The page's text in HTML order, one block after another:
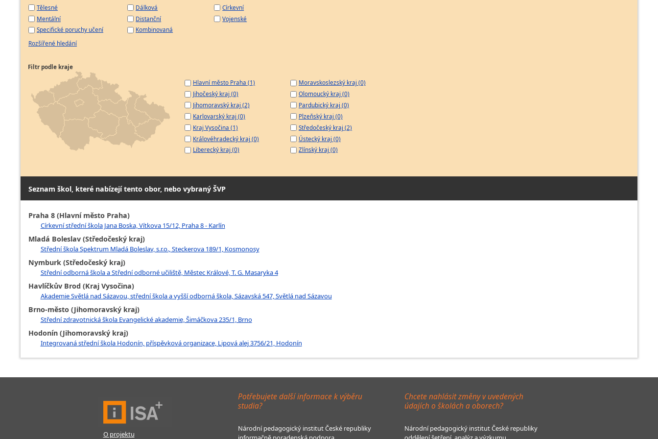
Tělesné
Mentální
Specifické poruchy učení
Dálková
Distanční
Kombinovaná
Církevní
Vojenské
Rozšířené hledání
Filtr podle kraje
Hlavní město Praha (1)
Jihočeský kraj (0)
Jihomoravský kraj (2)
Karlovarský kraj (0)
Kraj Vysočina (1)
Královéhradecký kraj (0)
Liberecký kraj (0)
Moravskoslezský kraj (0)
Olomoucký kraj (0)
Pardubický kraj (0)
Plzeňský kraj (0)
Středočeský kraj (2)
Ústecký kraj (0)
Zlínský kraj (0)
Seznam škol, které nabízejí tento obor, nebo vybraný ŠVP
Praha 8 (Hlavní město Praha)
Církevní střední škola Jana Boska, Vítkova 15/12, Praha 8 - Karlín
Mladá Boleslav (Středočeský kraj)
Střední škola Spektrum Mladá Boleslav, s.r.o., Steckerova 189/1, Kosmonosy
Nymburk (Středočeský kraj)
Střední odborná škola a Střední odborné učiliště, Městec Králové, T. G. Masaryka 4
Havlíčkův Brod (Kraj Vysočina)
Akademie Světlá nad Sázavou, střední škola a vyšší odborná škola, Sázavská 547, Světlá nad Sázavou
Brno-město (Jihomoravský kraj)
Střední zdravotnická škola Evangelické akademie, Šimáčkova 235/1, Brno
Hodonín (Jihomoravský kraj)
Integrovaná střední škola Hodonín, příspěvková organizace, Lipová alej 3756/21, Hodonín
O projektu
Potřebujete další informace k výběru
studia?
Národní pedagogický institut České republiky
Chcete nahlásit změny v uvedených
údajích o školách a oborech?
Národní pedagogický institut České republiky